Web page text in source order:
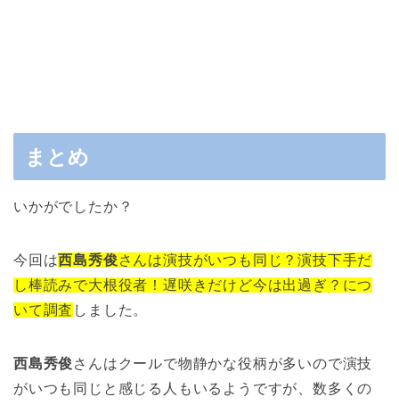
まとめ
いかがでしたか？
今回は西島秀俊 さんは演技がいつも同じ？演技下手だ
し棒読みで大根役者！遅咲きだけど今は出過ぎ？につ
いて調査 しました。
西島秀俊 さんはクールで物静かな役柄が多いので演技
がいつも同じと感じる人もいるようですが、数多くの